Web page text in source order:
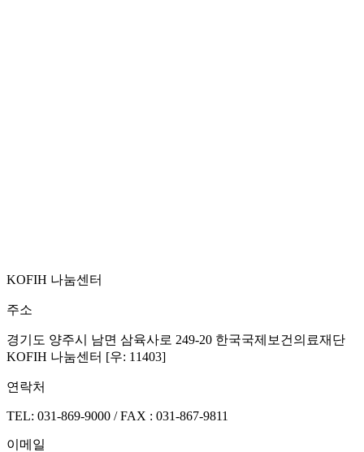
KOFIH 나눔센터
주소
경기도 양주시 남면 삼육사로 249-20 한국국제보건의료재단
KOFIH 나눔센터 [우: 11403]
연락처
TEL: 031-869-9000 / FAX : 031-867-9811
이메일